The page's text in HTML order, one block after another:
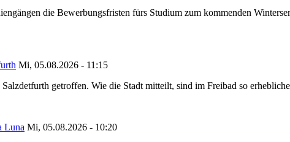
die Bewerbungsfristen fürs Studium zum kommenden
Mi, 05.08.2026 - 11:15
getroffen. Wie die Stadt mitteilt, sind im Freibad so
Luna Mi, 05.08.2026 - 10:20